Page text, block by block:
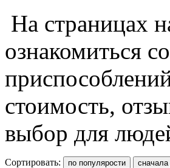
На страницах
ознакомиться
стоимость,
выбор для
Сортировать: